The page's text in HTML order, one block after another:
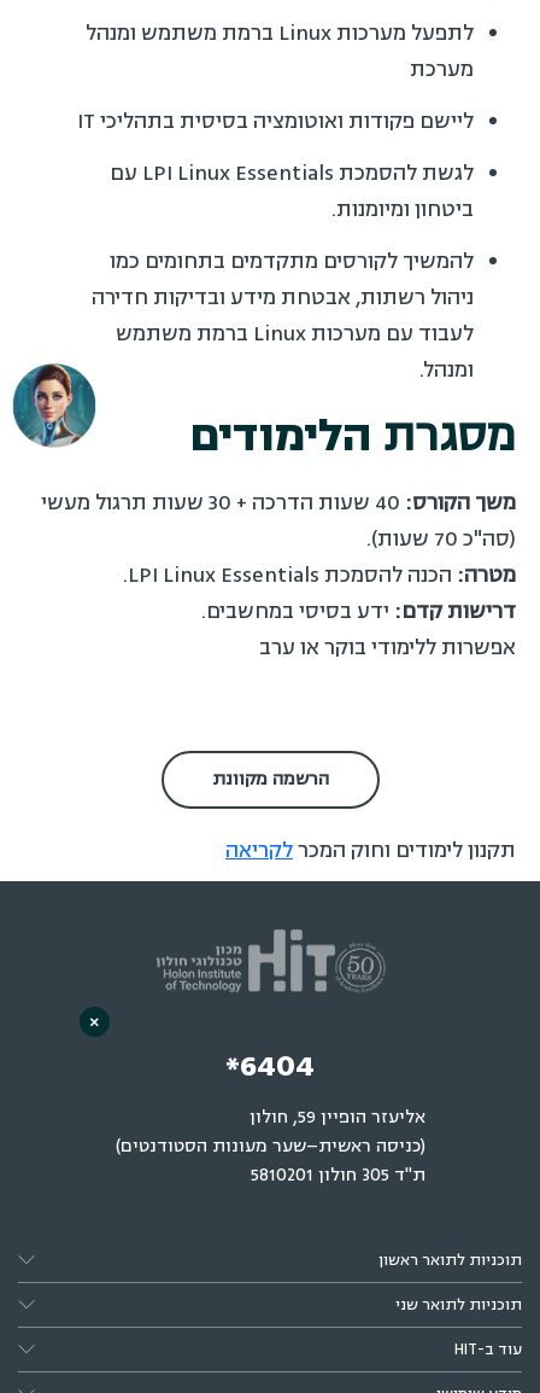
לתפעל מערכות Linux ברמת משתמש ומנהל
מערכת
ליישם פקודות ואוטומציה בסיסית בתהליכי IT
לגשת להסמכת LPI Linux Essentials עם
ביטחון ומיומנות.
להמשיך לקורסים מתקדמים בתחומים כמו
ניהול רשתות, אבטחת מידע ובדיקות חדירה
לעבוד עם מערכות Linux ברמת משתמש
ומנהל.
מסגרת הלימודים
משך הקורס:
40 שעות הדרכה + 30 שעות תרגול מעשי
(סה"כ 70 שעות).
מטרה: הכנה להסמכת LPI Linux Essentials.
דרישות קדם: ידע בסיסי במחשבים.
אפשרות ללימודי בוקר או ערב
הרשמה מקוונת
תקנון לימודים וחוק המכרלקריאה
*6404
אליעזר הופיין 59, חולון
(כניסה ראשית–שער מעונות הסטודנטים)
ת"ד 305 חולון 5810201
תוכניות לתואר ראשון
תוכניות לתואר שני
עוד ב-HIT
×